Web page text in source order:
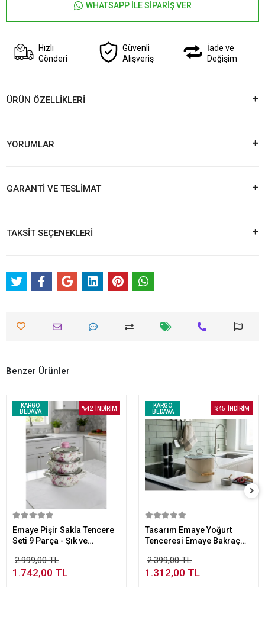
WHATSAPP İLE SİPARİŞ VER
Hızlı
Gönderi
Güvenli
Alışveriş
İade ve
Değişim
ÜRÜN ÖZELLİKLERİ
YORUMLAR
GARANTİ VE TESLİMAT
TAKSİT SEÇENEKLERİ
Benzer Ürünler
KARGO
BEDAVA
%42 İNDİRİM
Sepete Ekle
Emaye Pişir Sakla Tencere
Seti 9 Parça - Şık ve
2.999,00 TL
1.742,00 TL
KARGO
BEDAVA
%45 İNDİRİM
Sepete Ekle
Tasarım Emaye Yoğurt
Tenceresi Emaye Bakraç
2.399,00 TL
1.312,00 TL